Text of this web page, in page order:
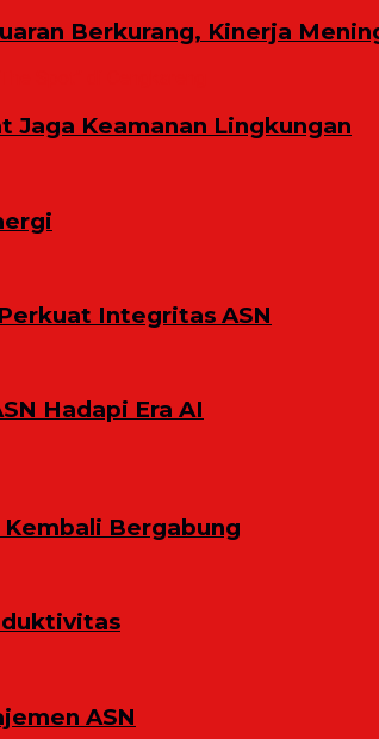
Berkurang, Kinerja
Jaga Keamanan Lingkungan
Integritas ASN
Hadapi Era AI
Bergabung
ASN